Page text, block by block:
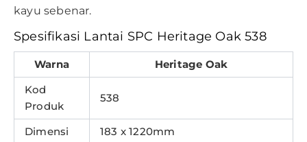
kayu sebenar.
Spesifikasi Lantai SPC Heritage Oak 538
Warna
Heritage Oak
Kod
Produk
538
Dimensi
183 x 1220mm